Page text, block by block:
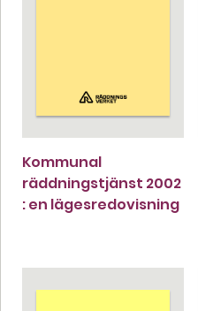
Kommunal
räddningstjänst 2002
: en lägesredovisning